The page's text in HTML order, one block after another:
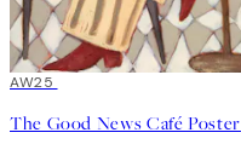
AW25
The Good News Café Poster